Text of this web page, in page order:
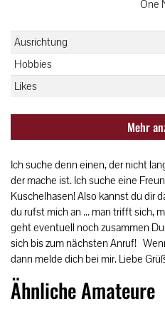
One
Ausrichtung
Hobbies
Likes
Mehr
Ich suche denn einen, der nicht
der mache ist. Ich suche eine
Kuschelhasen! Also kannst du dir
du rufst mich an ... man trifft sich,
geht eventuell noch zusammen
sich bis zum nächsten Anruf!
dann melde dich bei mir. Liebe
Ähnliche Amateure